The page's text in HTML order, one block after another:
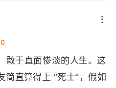
敢于直面惨淡的人生。这
简直算得上 “死士”，假如